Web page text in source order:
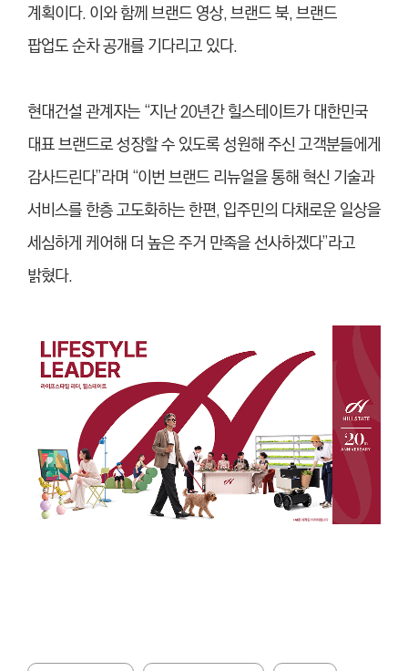
계획이다. 이와 함께 브랜드 영상, 브랜드 북, 브랜드
팝업도 순차 공개를 기다리고 있다.
현대건설 관계자는 “지난 20년간 힐스테이트가 대한민국
대표 브랜드로 성장할 수 있도록 성원해 주신 고객분들에게
감사드린다”라며 “이번 브랜드 리뉴얼을 통해 혁신 기술과
서비스를 한층 고도화하는 한편, 입주민의 다채로운 일상을
세심하게 케어해 더 높은 주거 만족을 선사하겠다”라고
밝혔다.